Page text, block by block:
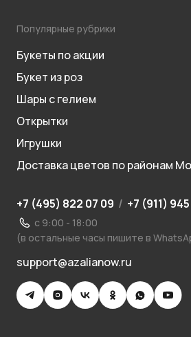
Популярные рубрики
Букеты по акции
Букет из роз
Шары с гелием
Открытки
Игрушки
Доставка цветов по районам
+7 (495) 822 07 09 / +7 (911)
с 9:00 - 18:00
(в остальные часы пишите в
support@azalianow.ru